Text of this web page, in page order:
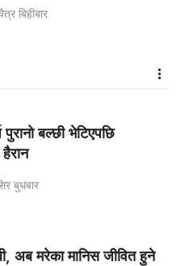
बिहीबार
पुरानो बल्छी भेटिएपछि
बुधबार
अब मरेका मानिस जीवित हुने